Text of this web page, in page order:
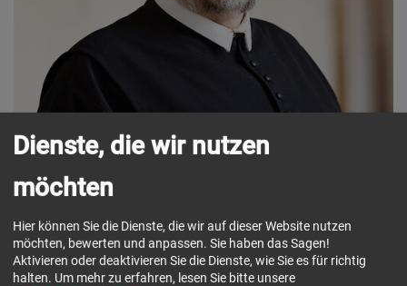
Bischofstetten, Assistent im Exerzitienhaus
Herkunft:Mühlbach (Erzdiözese Wien)
Dienste, die wir nutzen
möchten
Hier können Sie die Dienste, die wir auf dieser Website nutzen
möchten, bewerten und anpassen. Sie haben das Sagen!
Aktivieren oder deaktivieren Sie die Dienste, wie Sie es für richtig
halten. Um mehr zu erfahren, lesen Sie bitte unsere